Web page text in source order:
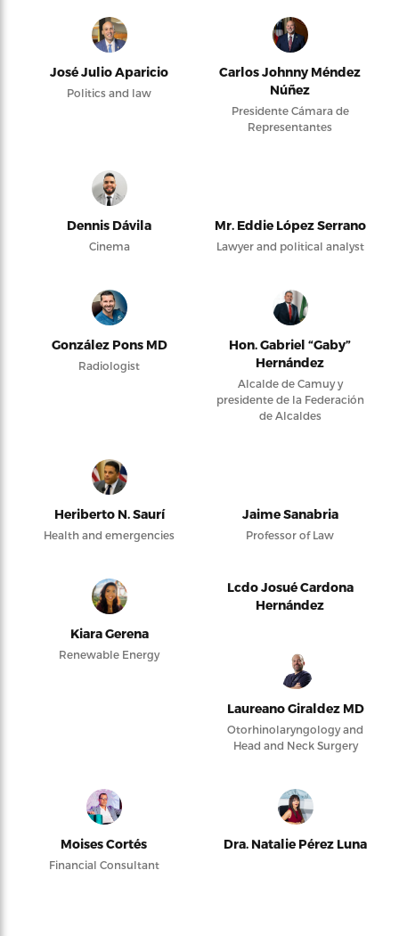
José Julio Aparicio
Politics and law
Carlos Johnny Méndez
Núñez
Presidente Cámara de
Representantes
Dennis Dávila
Cinema
Mr. Eddie López Serrano
Lawyer and political analyst
González Pons MD
Radiologist
Hon. Gabriel “Gaby”
Hernández
Alcalde de Camuy y
presidente de la Federación
de Alcaldes
Heriberto N. Saurí
Health and emergencies
Jaime Sanabria
Professor of Law
Kiara Gerena
Renewable Energy
Lcdo Josué Cardona
Hernández
Laureano Giraldez MD
Otorhinolaryngology and
Head and Neck Surgery
Moises Cortés
Financial Consultant
Dra. Natalie Pérez Luna